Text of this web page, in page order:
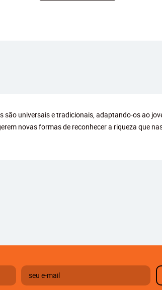
universais e tradicionais, adaptando-os ao
novas formas de reconhecer a riqueza que